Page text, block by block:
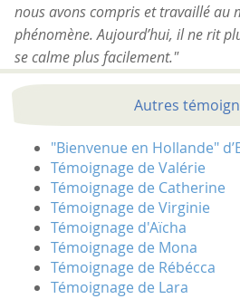
Autres
"Bienvenue en Hollande"
Témoignage de Valérie
Témoignage de Catherine
Témoignage de Virginie
Témoignage d'Aïcha
Témoignage de Mona
Témoignage de Rébécca
Témoignage de Lara
nous avons compris et travaillé au
phénomène. Aujourd’hui, il ne rit
se calme plus facilement."